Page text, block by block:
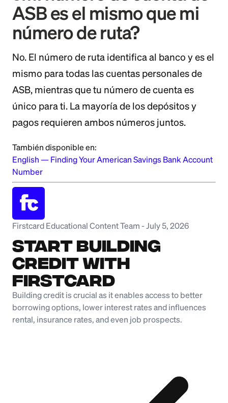
ASB es el mismo que mi
número de ruta?
No. El número de ruta identifica al banco y es el
mismo para todas las cuentas personales de
ASB, mientras que tu número de cuenta es
único para ti. La mayoría de los depósitos y
pagos requieren ambos números juntos.
También disponible en:
English — Finding Your American Savings Bank Account
Number
Firstcard Educational Content Team -July 5, 2026
Start Building
Credit with
Firstcard
Building credit is crucial as it enables access to better
borrowing options, lower interest rates and influences
rental, insurance rates, and even job prospects.